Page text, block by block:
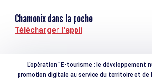
Chamonix dans la poche
Télécharger l'appli
L'opération "E-tourisme : le développement
promotion digitale au service du territoire et de